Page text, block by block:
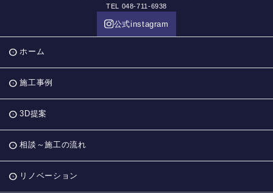
TEL 048-711-6938
公式instagram
ホーム
施工事例
3D提案
相談～施工の流れ
リノベーション